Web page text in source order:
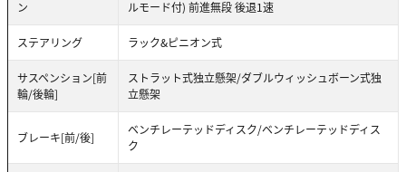
ン
ルモード付) 前進無段 後退1速
ステアリング ラック&ピニオン式
サスペンション[前
輪/後輪]
ストラット式独立懸架/ダブルウィッシュボーン式独
立懸架
ブレーキ[前/後]
ベンチレーテッドディスク/ベンチレーテッドディス
ク